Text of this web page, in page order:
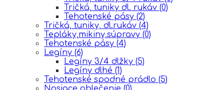
Tričká, tuniky dl. rukáv (0)
Tehotenské pásy (2)
Tričká, tuniky, dl.rukáv (4)
Tepláky,mikiny,súpravy (0)
Tehotenské pásy (4)
Legíny (6)
Legíny 3/4 dlžky (5)
Legíny dlhé (1)
Tehotenské spodné prádlo (5)